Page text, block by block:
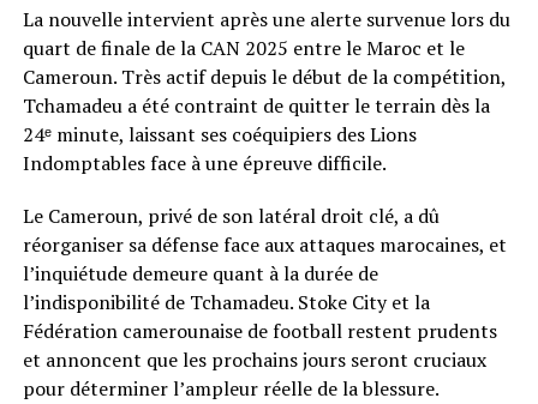
La nouvelle intervient après une alerte survenue lors du
quart de finale de la CAN 2025 entre le Maroc et le
Cameroun. Très actif depuis le début de la compétition,
Tchamadeu a été contraint de quitter le terrain dès la
24ᵉ minute, laissant ses coéquipiers des Lions
Indomptables face à une épreuve difficile.
Le Cameroun, privé de son latéral droit clé, a dû
réorganiser sa défense face aux attaques marocaines, et
l’inquiétude demeure quant à la durée de
l’indisponibilité de Tchamadeu. Stoke City et la
Fédération camerounaise de football restent prudents
et annoncent que les prochains jours seront cruciaux
pour déterminer l’ampleur réelle de la blessure.